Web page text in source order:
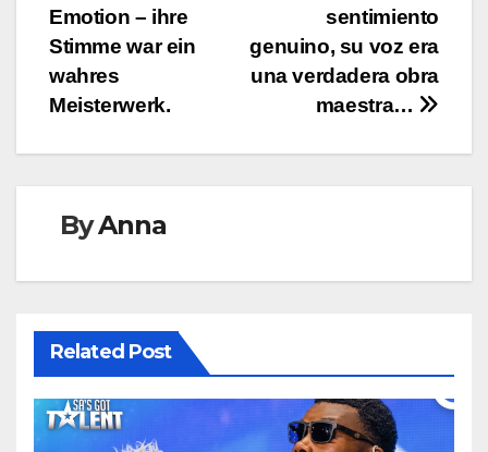
sentimiento
genuino, su voz era
una verdadera obra
maestra…
Emotion – ihre
Stimme war ein
wahres
Meisterwerk.
ByAnna
Related Post